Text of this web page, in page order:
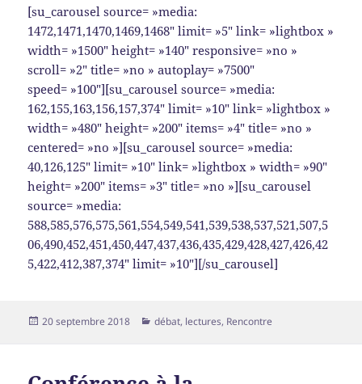
[su_carousel source= »media:
1472,1471,1470,1469,1468″ limit= »5″ link= »lightbox »
width= »1500″ height= »140″ responsive= »no »
scroll= »2″ title= »no » autoplay= »7500″
speed= »100″][su_carousel source= »media:
162,155,163,156,157,374″ limit= »10″ link= »lightbox »
width= »480″ height= »200″ items= »4″ title= »no »
centered= »no »][su_carousel source= »media:
40,126,125″ limit= »10″ link= »lightbox » width= »90″
height= »200″ items= »3″ title= »no »][su_carousel
source= »media:
588,585,576,575,561,554,549,541,539,538,537,521,507,5
06,490,452,451,450,447,437,436,435,429,428,427,426,42
5,422,412,387,374″ limit= »10″][/su_carousel]
Publié
20 septembre 2018 Catégories
débat, lectures, Rencontre